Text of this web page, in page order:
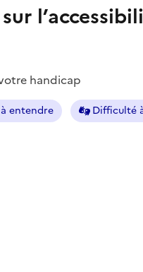
handicap
entendre Difficulté